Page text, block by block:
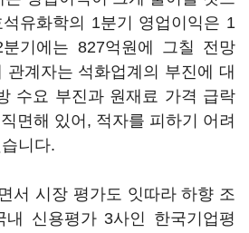
유화학의 1분기 영업이익은 1
분기에는 827억원에 그칠 전망
계자는 석화업계의 부진에 대
수요 부진과 원재료 가격 급락
면해 있어, 적자를 피하기 어려
니다.
서 시장 평가도 잇따라 하향 조
내 신용평가 3사인 한국기업평